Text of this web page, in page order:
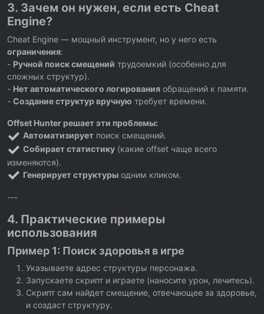
3. Зачем он нужен, если есть Cheat
Engine?
Cheat Engine — мощный инструмент, но у него есть
ограничения:
- Ручной поиск смещений трудоемкий (особенно для
сложных структур).
- Нет автоматического логирования обращений к памяти.
- Создание структур вручную требует времени.
Offset Hunter решает эти проблемы:
Автоматизирует поиск смещений.
Собирает статистику (какие offset чаще всего
изменяются).
Генерирует структуры одним кликом.
---
4. Практические примеры
использования
Пример 1: Поиск здоровья в игре
Указываете адрес структуры персонажа.
Запускаете скрипт и играете (наносите урон, лечитесь).
Скрипт сам найдет смещение, отвечающее за здоровье,
и создаст структуру.